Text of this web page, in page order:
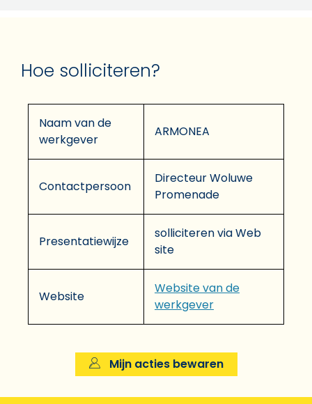
Hoe solliciteren?
Naam van de
werkgever
ARMONEA
Contactpersoon
Directeur Woluwe
Promenade
Presentatiewijze
solliciteren via Web
site
Website
Website van de
werkgever
Mijn acties bewaren